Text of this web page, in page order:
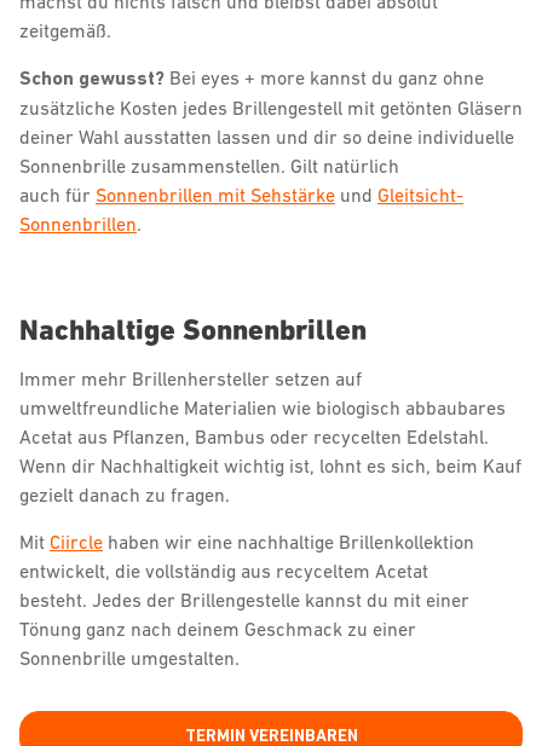
zeitgemäß.
Schon gewusst? Bei eyes + more kannst du ganz ohne
zusätzliche Kosten jedes Brillengestell mit getönten Gläsern
deiner Wahl ausstatten lassen und dir so deine individuelle
Sonnenbrille zusammenstellen. Gilt natürlich
auch für Sonnenbrillen mit Sehstärke und Gleitsicht-
Sonnenbrillen.
Nachhaltige Sonnenbrillen
Immer mehr Brillenhersteller setzen auf
umweltfreundliche Materialien wie biologisch abbaubares
Acetat aus Pflanzen, Bambus oder recycelten Edelstahl.
Wenn dir Nachhaltigkeit wichtig ist, lohnt es sich, beim Kauf
gezielt danach zu fragen.
Mit Ciircle haben wir eine nachhaltige Brillenkollektion
entwickelt, die vollständig aus recyceltem Acetat
besteht. Jedes der Brillengestelle kannst du mit einer
Tönung ganz nach deinem Geschmack zu einer
Sonnenbrille umgestalten.
TERMIN VEREINBAREN